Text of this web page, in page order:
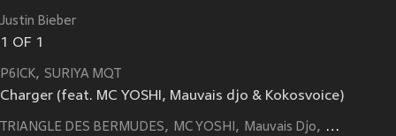
Justin Bieber
1 OF 1
P6ICK SURIYA MQT
Charger (feat. MC YOSHI, Mauvais djo & Kokosvoice)
TRIANGLE DES BERMUDES MC YOSHI Mauvais Djo Kokosvoice